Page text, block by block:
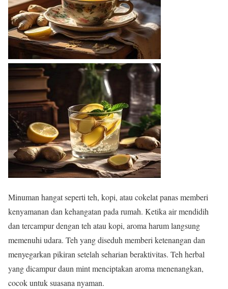
Minuman hangat seperti teh, kopi, atau cokelat panas memberi
kenyamanan dan kehangatan pada rumah. Ketika air mendidih
dan tercampur dengan teh atau kopi, aroma harum langsung
memenuhi udara. Teh yang diseduh memberi ketenangan dan
menyegarkan pikiran setelah seharian beraktivitas. Teh herbal
yang dicampur daun mint menciptakan aroma menenangkan,
cocok untuk suasana nyaman.